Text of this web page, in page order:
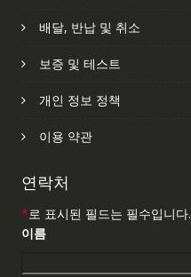
배달, 반납 및 취소
보증 및 테스트
개인 정보 정책
이용 약관
연락처
*로 표시된 필드는 필수입니다.
이름